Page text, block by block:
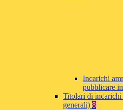
Incarichi
pubblicare
Titolari di
generali) 8